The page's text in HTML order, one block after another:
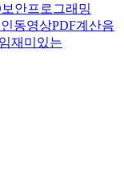
보안프로그래밍
동영상PDF계산음
재미있는